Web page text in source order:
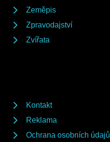
Zeměpis
Zpravodajství
Zvířata
Kontakt
Reklama
Ochrana osobních údajů